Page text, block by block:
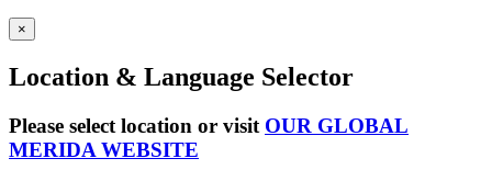
×
Location & Language Selector
Please select location or visit OUR GLOBAL
MERIDA WEBSITE